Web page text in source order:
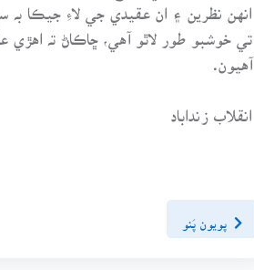
انهن نظرين ۽ ان عقيدي جي لاءِ جيڪا بہ
تي خوشبو طور لاٿو آهي، ڇاڪاڻ تہ
آهيون.
انقلاب زنداباد
پويون پَنو